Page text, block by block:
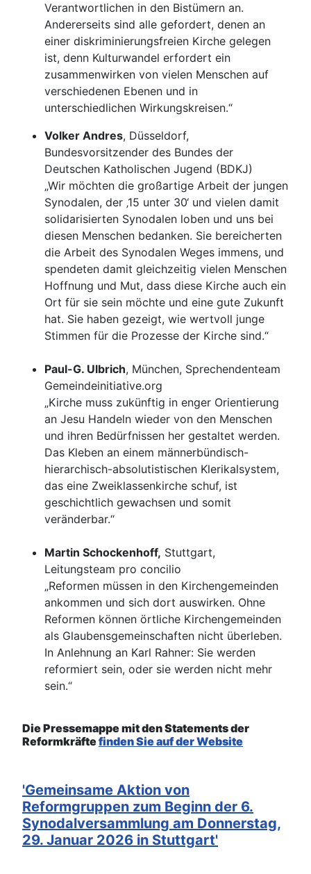
Verantwortlichen in den Bistümern an.
Andererseits sind alle gefordert, denen an
einer diskriminierungsfreien Kirche gelegen
ist, denn Kulturwandel erfordert ein
zusammenwirken von vielen Menschen auf
verschiedenen Ebenen und in
unterschiedlichen Wirkungskreisen.“
Volker Andres, Düsseldorf,
Bundesvorsitzender des Bundes der
Deutschen Katholischen Jugend (BDKJ)
„Wir möchten die großartige Arbeit der jungen
Synodalen, der ‚15 unter 30‘ und vielen damit
solidarisierten Synodalen loben und uns bei
diesen Menschen bedanken. Sie bereicherten
die Arbeit des Synodalen Weges immens, und
spendeten damit gleichzeitig vielen Menschen
Hoffnung und Mut, dass diese Kirche auch ein
Ort für sie sein möchte und eine gute Zukunft
hat. Sie haben gezeigt, wie wertvoll junge
Stimmen für die Prozesse der Kirche sind.“
Paul-G. Ulbrich, München, Sprechendenteam
Gemeindeinitiative.org
„Kirche muss zukünftig in enger Orientierung
an Jesu Handeln wieder von den Menschen
und ihren Bedürfnissen her gestaltet werden.
Das Kleben an einem männerbündisch-
hierarchisch-absolutistischen Klerikalsystem,
das eine Zweiklassenkirche schuf, ist
geschichtlich gewachsen und somit
veränderbar.“
Martin Schockenhoff, Stuttgart,
Leitungsteam pro concilio
„Reformen müssen in den Kirchengemeinden
ankommen und sich dort auswirken. Ohne
Reformen können örtliche Kirchengemeinden
als Glaubensgemeinschaften nicht überleben.
In Anlehnung an Karl Rahner: Sie werden
reformiert sein, oder sie werden nicht mehr
sein.“
Die Pressemappe mit den Statements der
Reformkräftefinden Sie auf der Website
'Gemeinsame Aktion von
Reformgruppen zum Beginn der 6.
Synodalversammlung am Donnerstag,
29. Januar 2026 in Stuttgart'